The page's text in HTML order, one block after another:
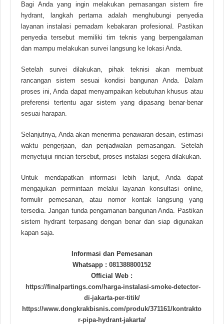
Bagi Anda yang ingin melakukan pemasangan sistem fire
hydrant, langkah pertama adalah menghubungi penyedia
layanan instalasi pemadam kebakaran profesional. Pastikan
penyedia tersebut memiliki tim teknis yang berpengalaman
dan mampu melakukan survei langsung ke lokasi Anda.
Setelah survei dilakukan, pihak teknisi akan membuat
rancangan sistem sesuai kondisi bangunan Anda. Dalam
proses ini, Anda dapat menyampaikan kebutuhan khusus atau
preferensi tertentu agar sistem yang dipasang benar-benar
sesuai harapan.
Selanjutnya, Anda akan menerima penawaran desain, estimasi
waktu pengerjaan, dan penjadwalan pemasangan. Setelah
menyetujui rincian tersebut, proses instalasi segera dilakukan.
Untuk mendapatkan informasi lebih lanjut, Anda dapat
mengajukan permintaan melalui layanan konsultasi online,
formulir pemesanan, atau nomor kontak langsung yang
tersedia. Jangan tunda pengamanan bangunan Anda. Pastikan
sistem hydrant terpasang dengan benar dan siap digunakan
kapan saja.
Informasi dan Pemesanan
Whatsapp :081388800152
Official Web :
https://finalpartings.com/harga-instalasi-smoke-detector-
di-jakarta-per-titik/
https://www.dongkrakbisnis.com/produk/371161/kontrakto
r-pipa-hydrant-jakarta/